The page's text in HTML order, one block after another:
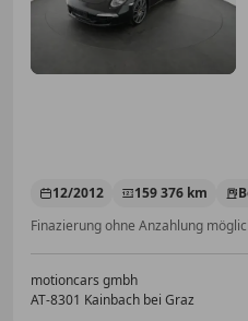
12/2012 159 376 km
Finazierung ohne Anzahlung
motioncars gmbh
AT-8301 Kainbach bei Graz